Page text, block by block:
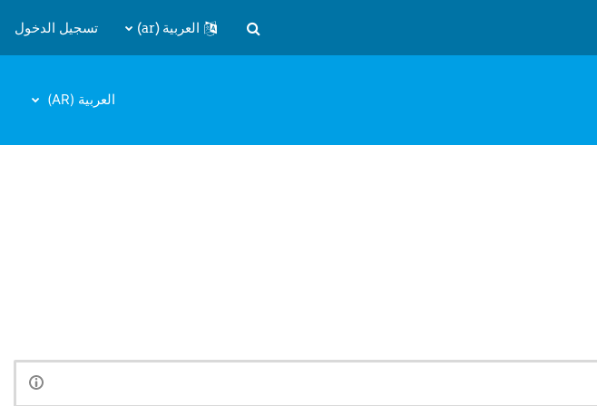
تبديل إدخال البحث
العربية ‎(ar)‎ تسجيل الدخول
العربية ‎(AR)‎